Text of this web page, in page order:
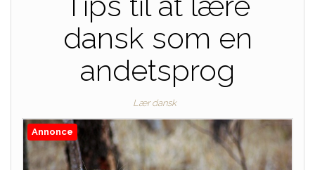
dansk som en
andetsprog
Lær dansk
Annonce